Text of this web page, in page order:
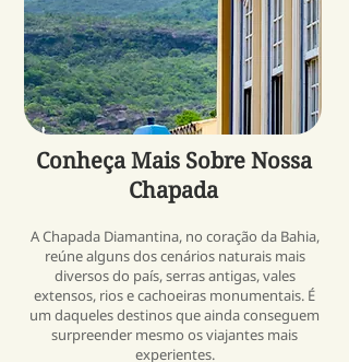
Conheça Mais Sobre Nossa
Chapada
A Chapada Diamantina, no coração da Bahia,
reúne alguns dos cenários naturais mais
diversos do país, serras antigas, vales
extensos, rios e cachoeiras monumentais. É
um daqueles destinos que ainda conseguem
surpreender mesmo os viajantes mais
experientes.